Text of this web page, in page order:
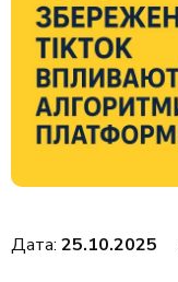
Дата: 25.10.2025